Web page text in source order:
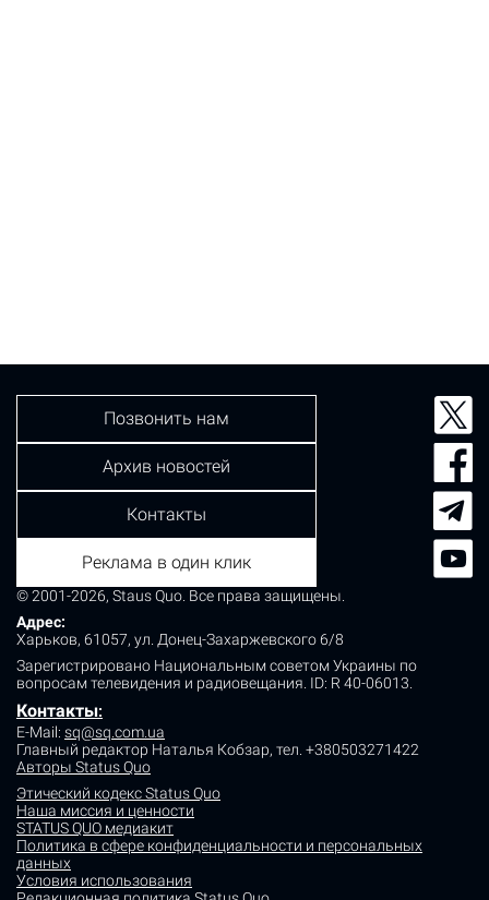
© 2001-2026, Staus Quo. Все права защищены.
Адрес:
Харьков, 61057, ул. Донец-Захаржевского 6/8
Зарегистрировано Национальным советом Украины по
вопросам телевидения и радиовещания. ID: R 40-06013.
Контакты:
E-Mail: sq@sq.com.ua
Главный редактор Наталья Кобзар, тел. +380503271422
Авторы Status Quo
Этический кодекс Status Quo
Наша миссия и ценности
STATUS QUO медиакит
Политика в сфере конфиденциальности и персональных
данных
Условия использования
Позвонить нам
Архив новостей
Контакты
Реклама в один клик